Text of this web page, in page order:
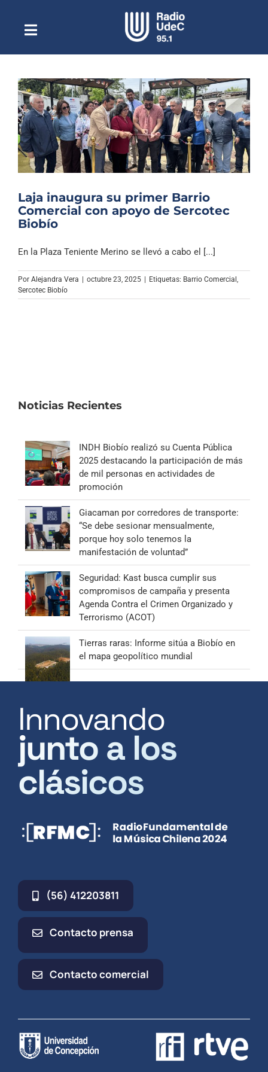
contenidoToggle
NavigationEscuchar Radio UdeC en vivo
Quiénes Somos
Programación
Podcast
Noticias
Columnas
Especiales
Archivo Sonoro
Laja inaugura su primer Barrio
Comercial con apoyo de Sercotec
Biobío
En la Plaza Teniente Merino se llevó a cabo el [...]
Por Alejandra Vera | octubre 23, 2025 | Etiquetas: Barrio Comercial
Sercotec Biobío
Noticias Recientes
INDH Biobío realizó su Cuenta Pública
2025 destacando la participación de más
de mil personas en actividades de
promoción
Giacaman por corredores de transporte:
“Se debe sesionar mensualmente,
porque hoy solo tenemos la
manifestación de voluntad”
Seguridad: Kast busca cumplir sus
compromisos de campaña y presenta
Agenda Contra el Crimen Organizado y
Terrorismo (ACOT)
Tierras raras: Informe sitúa a Biobío en
el mapa geopolítico mundial
Innovando
junto a los
clásicos
(56) 412203811
Contacto prensa
Contacto comercial